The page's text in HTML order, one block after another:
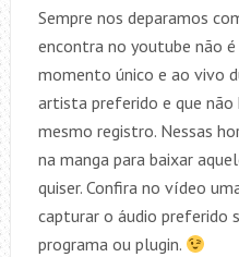
Sempre nos deparamos
encontra no youtube não
momento único e ao vivo
artista preferido e que
mesmo registro. Nessas
na manga para baixar
quiser. Confira no vídeo
capturar o áudio preferido
programa ou plugin.